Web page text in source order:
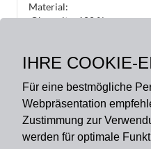
IHRE COOKIE-
Für eine bestmögliche
Webpräsentation
Zustimmung zur
werden für optimale
Material:
Oberseite: 100 %
% PVC, rutschhemmend